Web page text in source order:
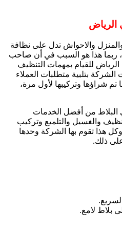
والاحواش تدل على نظافة
ربما هذا هو السبب في أن صاحب
للقيام بمهمات التنظيف
بتلبية متطلبات العملاء
تم شراؤها وتركيبها لأول مرة،
من أفضل الخدمات
والغسيل والتلميع وتركيب
هذا تقوم بها الشركة وحدها
على ذلك.
بلاط لامع.